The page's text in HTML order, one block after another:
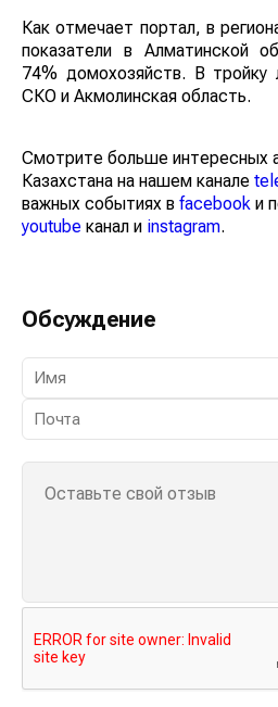
Как отмечает портал, в
показатели в Алматинской
74% домохозяйств. В тройку
СКО и Акмолинская область.
Смотрите больше интересных
Казахстана на нашем канале
важных событиях в facebook и
youtube канал и instagram.
Обсуждение